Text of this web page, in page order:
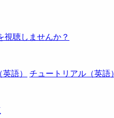
聴しませんか？
語） チュートリアル（英語）